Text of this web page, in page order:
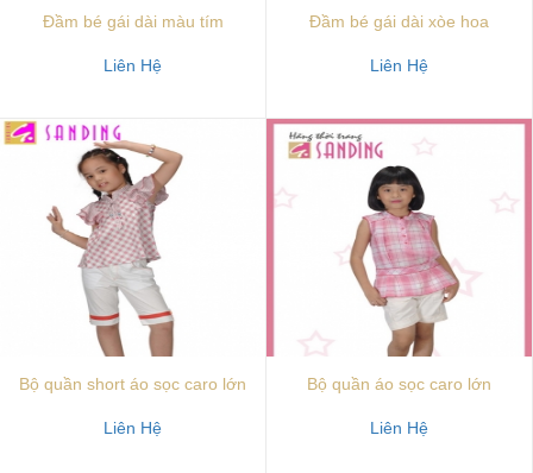
Đầm bé gái dài màu tím
Liên Hệ
Đầm bé gái dài xòe hoa
Liên Hệ
Bộ quần short áo sọc caro lớn
Liên Hệ
Bộ quần áo sọc caro lớn
Liên Hệ